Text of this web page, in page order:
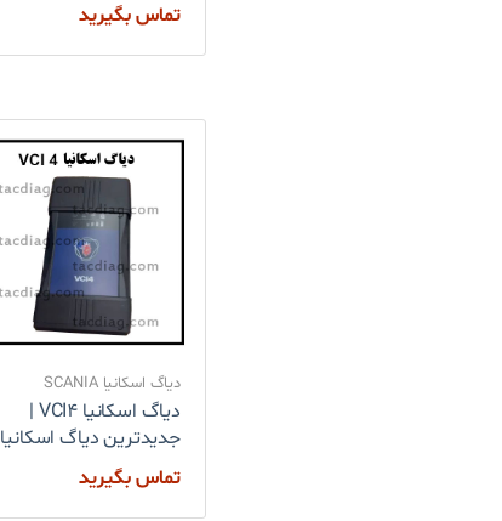
تماس بگیرید
دیاگ اسکانیا SCANIA
دیاگ اسکانیا VCI4 |
جدیدترین دیاگ اسکانیا
تماس بگیرید